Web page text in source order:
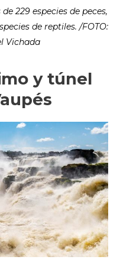
229 especies de peces,
de reptiles. /FOTO:
Vichada
y túnel